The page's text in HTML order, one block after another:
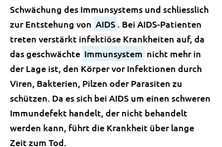
Schwächung des Immunsystems und schliesslich
zur Entstehung von AIDS . Bei AIDS-Patienten
treten verstärkt infektiöse Krankheiten auf, da
das geschwächte Immunsystem nicht mehr in
der Lage ist, den Körper vor Infektionen durch
Viren, Bakterien, Pilzen oder Parasiten zu
schützen. Da es sich bei AIDS um einen schweren
Immundefekt handelt, der nicht behandelt
werden kann, führt die Krankheit über lange
Zeit zum Tod.